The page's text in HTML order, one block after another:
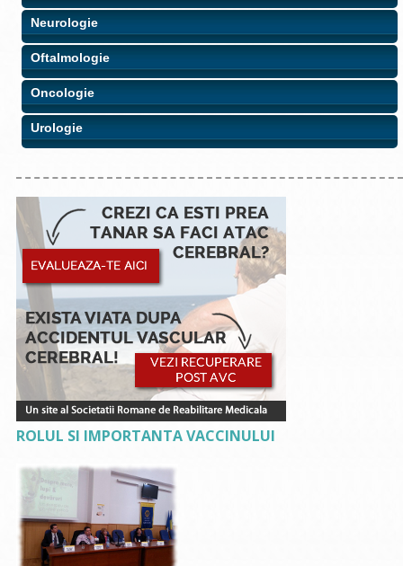
Neurologie
Oftalmologie
Oncologie
Urologie
ROLUL SI IMPORTANTA VACCINULUI